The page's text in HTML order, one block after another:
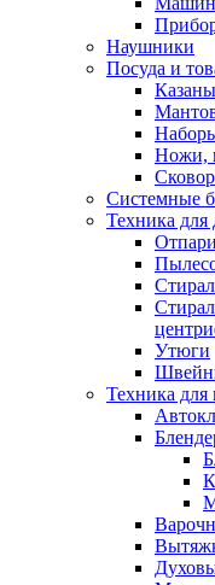
Наушники
Посуда и
Казаны
Ножи,
Системные
Техника для
Утюги
Техника для